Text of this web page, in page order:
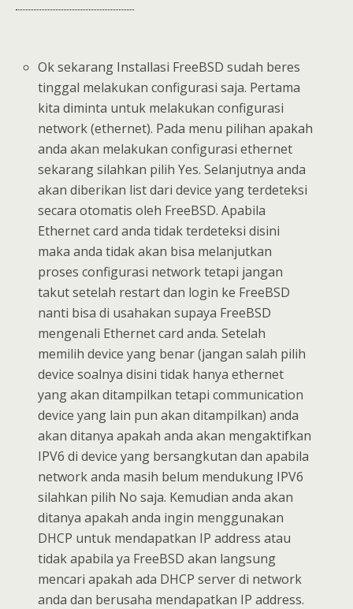
Ok sekarang Installasi FreeBSD sudah beres
tinggal melakukan configurasi saja. Pertama
kita diminta untuk melakukan configurasi
network (ethernet). Pada menu pilihan apakah
anda akan melakukan configurasi ethernet
sekarang silahkan pilih Yes. Selanjutnya anda
akan diberikan list dari device yang terdeteksi
secara otomatis oleh FreeBSD. Apabila
Ethernet card anda tidak terdeteksi disini
maka anda tidak akan bisa melanjutkan
proses configurasi network tetapi jangan
takut setelah restart dan login ke FreeBSD
nanti bisa di usahakan supaya FreeBSD
mengenali Ethernet card anda. Setelah
memilih device yang benar (jangan salah pilih
device soalnya disini tidak hanya ethernet
yang akan ditampilkan tetapi communication
device yang lain pun akan ditampilkan) anda
akan ditanya apakah anda akan mengaktifkan
IPV6 di device yang bersangkutan dan apabila
network anda masih belum mendukung IPV6
silahkan pilih No saja. Kemudian anda akan
ditanya apakah anda ingin menggunakan
DHCP untuk mendapatkan IP address atau
tidak apabila ya FreeBSD akan langsung
mencari apakah ada DHCP server di network
anda dan berusaha mendapatkan IP address.